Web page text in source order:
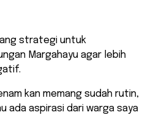
strategi untuk
Margahayu agar lebih
kan memang sudah rutin,
ada aspirasi dari warga saya